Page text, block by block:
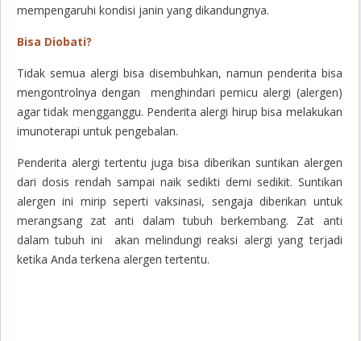
mempengaruhi kondisi janin yang dikandungnya.
Bisa Diobati?
Tidak semua alergi bisa disembuhkan, namun penderita bisa
mengontrolnya dengan menghindari pemicu alergi (alergen)
agar tidak mengganggu. Penderita alergi hirup bisa melakukan
imunoterapi untuk pengebalan.
Penderita alergi tertentu juga bisa diberikan suntikan alergen
dari dosis rendah sampai naik sedikti demi sedikit. Suntikan
alergen ini mirip seperti vaksinasi, sengaja diberikan untuk
merangsang zat anti dalam tubuh berkembang. Zat anti
dalam tubuh ini akan melindungi reaksi alergi yang terjadi
ketika Anda terkena alergen tertentu.